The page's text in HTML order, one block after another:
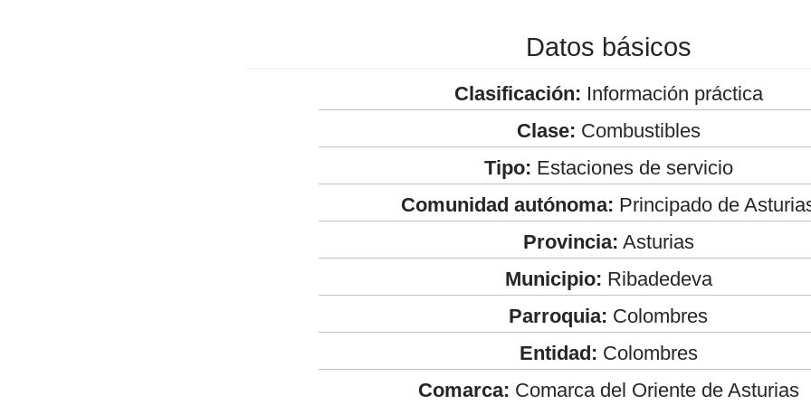
Datos básicos
Clasificación: Información práctica
Clase: Combustibles
Tipo: Estaciones de servicio
Comunidad autónoma: Principado de
Provincia: Asturias
Municipio: Ribadedeva
Parroquia: Colombres
Entidad: Colombres
Comarca: Comarca del Oriente de Asturias